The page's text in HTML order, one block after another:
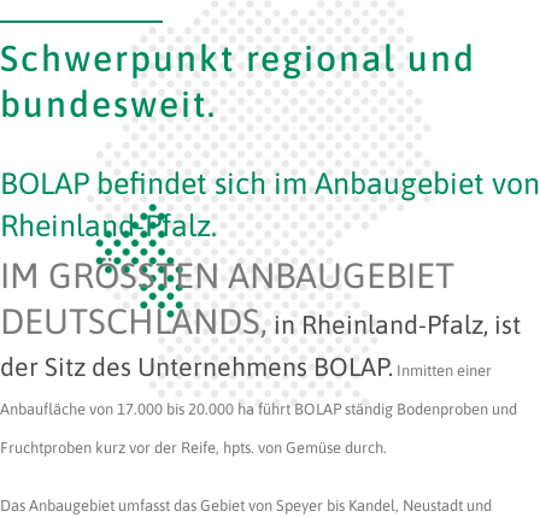
Schwerpunkt regional und
bundesweit.
BOLAP befindet sich im Anbaugebiet von
Rheinland-Pfalz.
IM GRÖSSTEN ANBAU­GEBIET
DEUTSCHLANDS, in Rheinland-Pfalz, ist
der Sitz des Unternehmens BOLAP. Inmitten einer
Anbaufläche von 17.000 bis 20.000 ha führt BOLAP ständig Bodenproben und
Fruchtproben kurz vor der Reife, hpts. von Gemüse durch.
Das Anbaugebiet umfasst das Gebiet von Speyer bis Kandel, Neustadt und